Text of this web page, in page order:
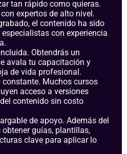
tan rápido como quieras.
expertos de alto nivel.
el contenido ha sido
con experiencia
Obtendrás un
avala tu capacitación y
de vida profesional.
Muchos cursos
acceso a versiones
contenido sin costo
de apoyo. Además del
obtener guías, plantillas,
clave para aplicar lo